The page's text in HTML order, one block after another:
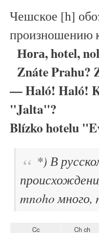
Чешское [h]
произношению
Ноrа, hotel,
Znáte Prahu?
— Haló! Haló!
"Jalta"?
Blízko hotelu
*) В
mnoho много,
Cc
Ch ch